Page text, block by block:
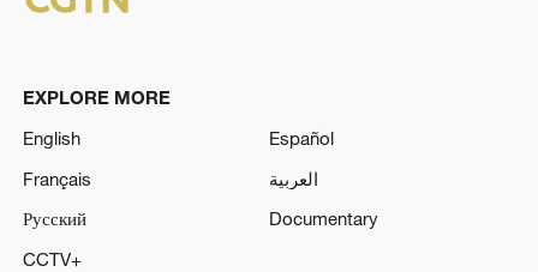
EXPLORE MORE
English
Español
Français
العربية
Русский
Documentary
CCTV+